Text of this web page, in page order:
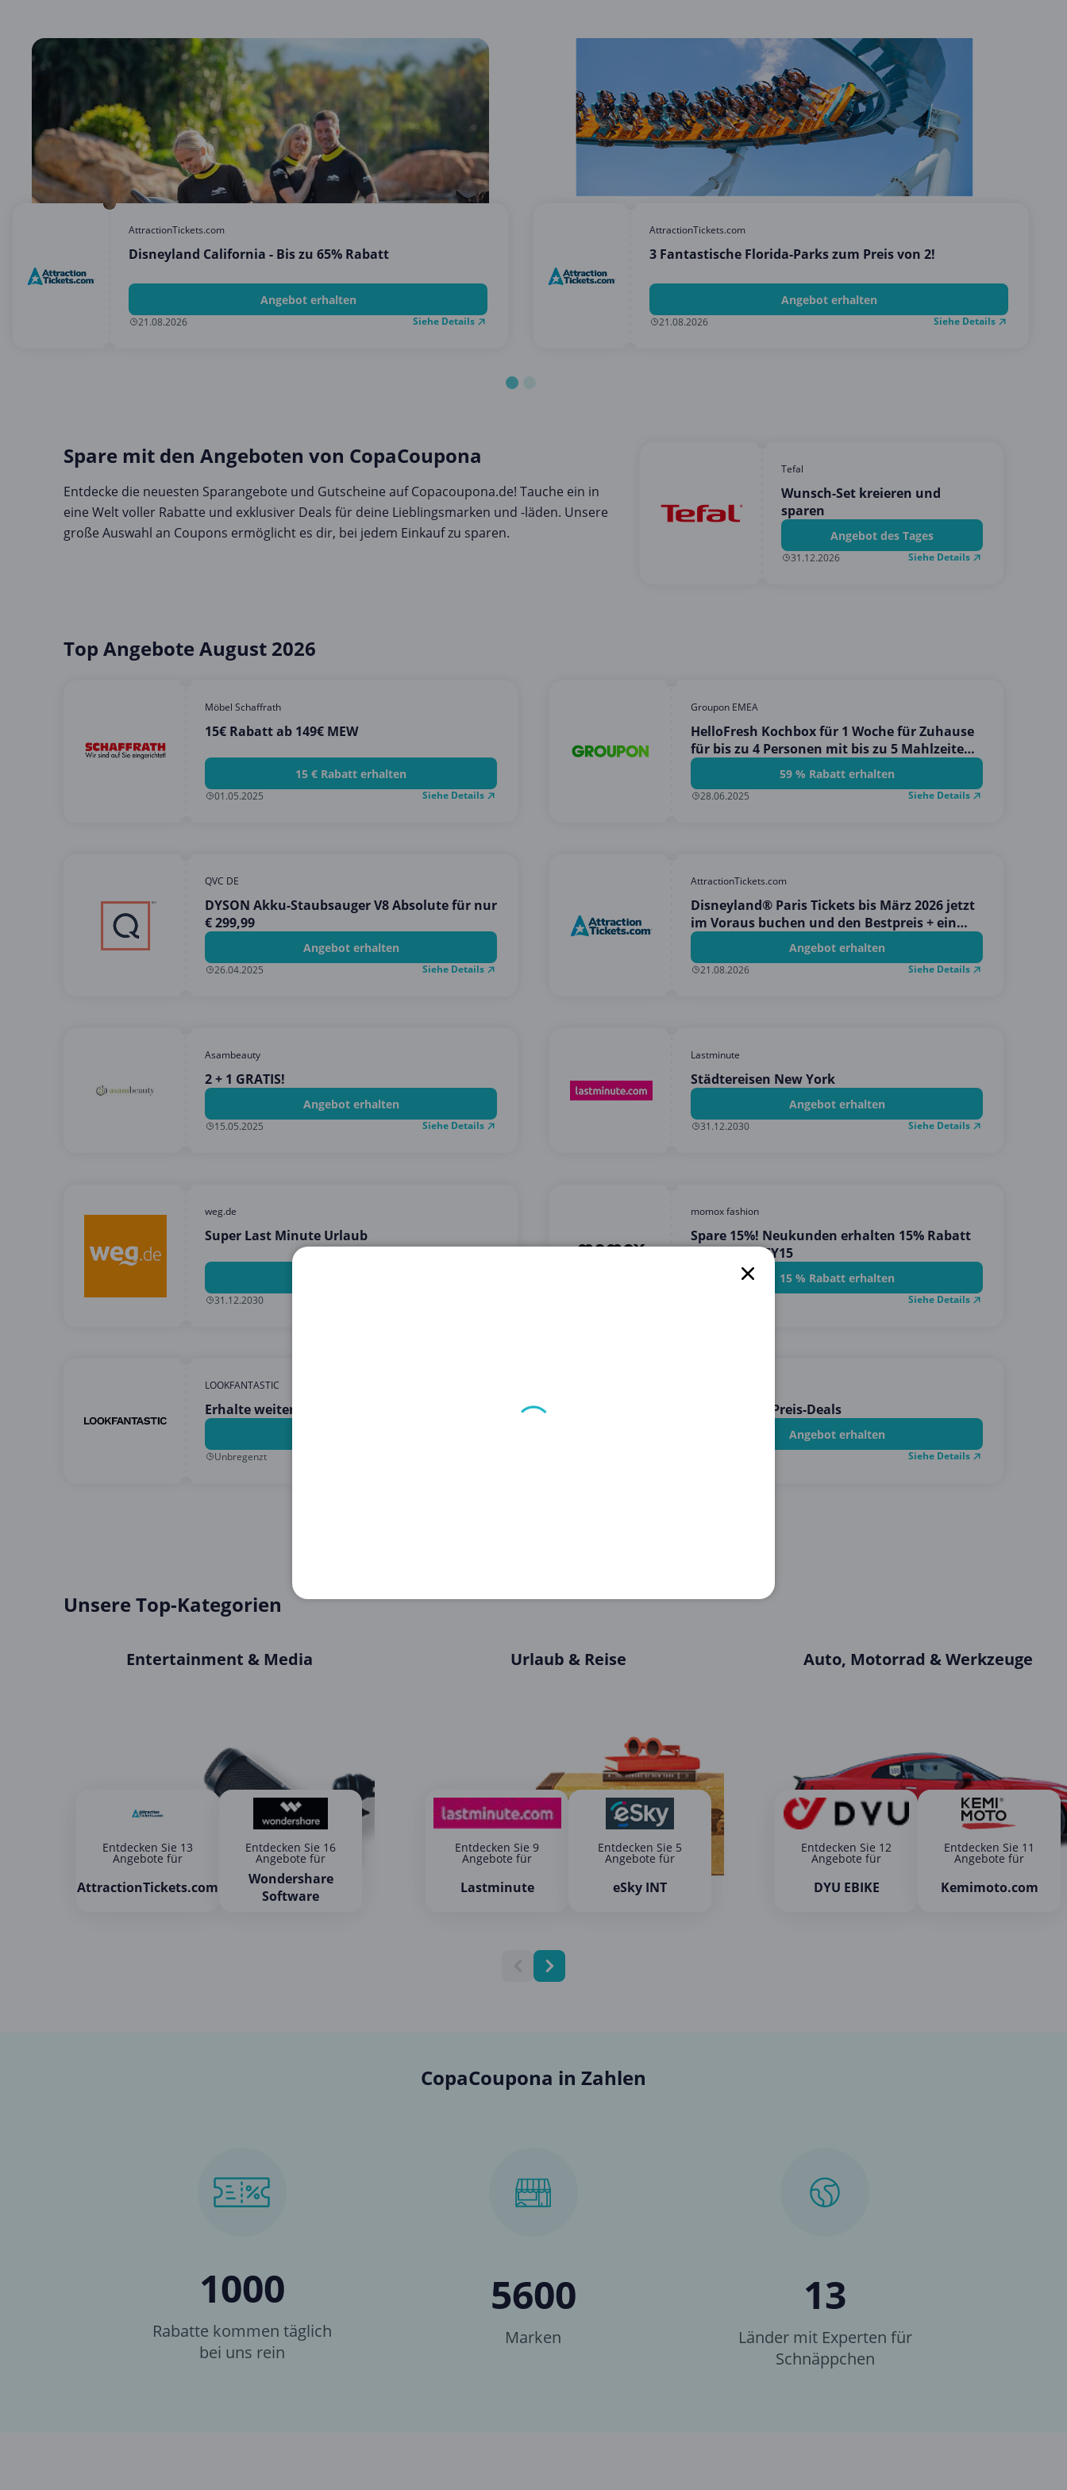
AttractionTickets.com
Disneyland California - Bis zu 65% Rabatt
Angebot erhalten
21.08.2026 Siehe Details
AttractionTickets.com
3 Fantastische Florida-Parks zum Preis von 2!
Angebot erhalten
21.08.2026 Siehe Details
Tefal
Wunsch-Set kreieren und
sparen
Angebot des Tages
31.12.2026 Siehe Details
Spare mit den Angeboten von CopaCoupona
Entdecke die neuesten Sparangebote und Gutscheine auf Copacoupona.de! Tauche ein in
eine Welt voller Rabatte und exklusiver Deals für deine Lieblingsmarken und -läden. Unsere
große Auswahl an Coupons ermöglicht es dir, bei jedem Einkauf zu sparen.
Top Angebote August 2026
Möbel Schaffrath
15€ Rabatt ab 149€ MEW
15 € Rabatt erhalten
01.05.2025 Siehe Details
Groupon EMEA
HelloFresh Kochbox für 1 Woche für Zuhause
für bis zu 4 Personen mit bis zu 5 Mahlzeiten
(bis zu 59% sparen)59 % Rabatt erhalten
28.06.2025 Siehe Details
QVC DE
DYSON Akku-Staubsauger V8 Absolute für nur
€ 299,99
Angebot erhalten
26.04.2025 Siehe Details
AttractionTickets.com
Disneyland® Paris Tickets bis März 2026 jetzt
im Voraus buchen und den Bestpreis + ein
kostenloses Geschenk erhalten!
Angebot erhalten
21.08.2026 Siehe Details
Asambeauty
2 + 1 GRATIS!
Angebot erhalten
15.05.2025 Siehe Details
Lastminute
Städtereisen New York
Angebot erhalten
31.12.2030 Siehe Details
weg.de
Super Last Minute Urlaub
31.12.2030
momox fashion
Spare 15%! Neukunden erhalten 15% Rabatt
mit Code: HEY15
15 % Rabatt erhalten
Siehe Details
LOOKFANTASTIC
Erhalte weitere 5% Rabatt mit diesem Code!
Unbregenzt
SALE % - Top Preis-Deals
Angebot erhalten
Siehe Details
Unsere Top-Kategorien
Entertainment & Media
Entdecken Sie 13
Angebote für
AttractionTickets.com
Entdecken Sie 16
Angebote für
Wondershare
Software
Urlaub & Reise
Entdecken Sie 9
Angebote für
Lastminute
Entdecken Sie 5
Angebote für
eSky INT
Auto, Motorrad & Werkzeuge
Entdecken Sie 12
Angebote für
DYU EBIKE
Entdecken Sie 11
Angebote für
Kemimoto.com
CopaCoupona in Zahlen
1000
Rabatte kommen täglich
bei uns rein
5600
Marken
13
Länder mit Experten für
Schnäppchen